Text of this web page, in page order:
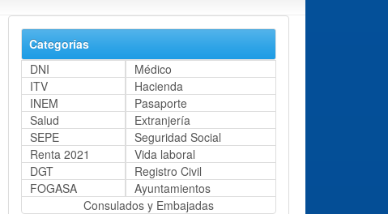
Categorías
DNI
Médico
ITV
Hacienda
INEM
Pasaporte
Salud
Extranjería
SEPE
Seguridad Social
Renta 2021
Vida laboral
DGT
Registro Civil
FOGASA
Ayuntamientos
Consulados y Embajadas